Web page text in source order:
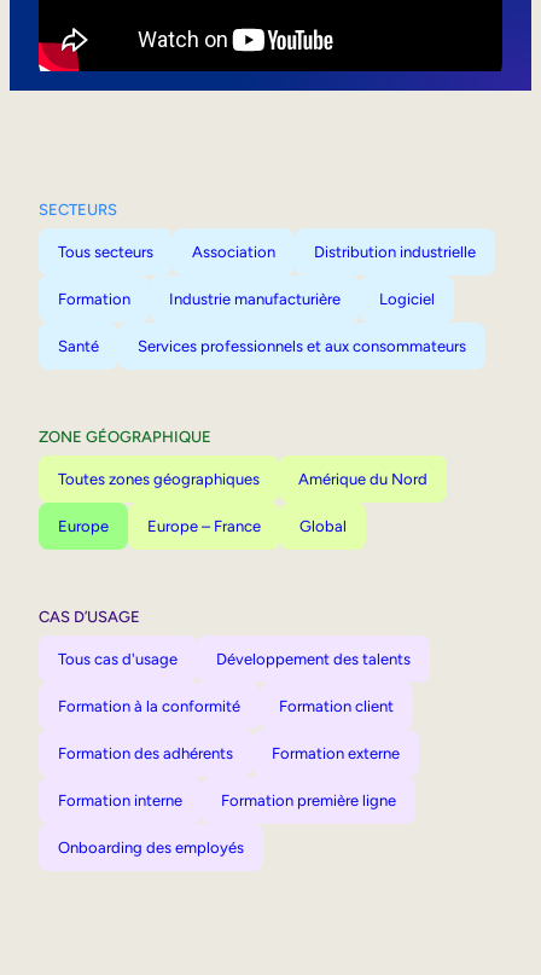
SECTEURS
Tous secteurs Association Distribution industrielle
Formation Industrie manufacturière Logiciel
Santé Services professionnels et aux consommateurs
ZONE GÉOGRAPHIQUE
Toutes zones géographiques Amérique du Nord
Europe Europe – France Global
CAS D’USAGE
Tous cas d'usage Développement des talents
Formation à la conformité Formation client
Formation des adhérents Formation externe
Formation interne Formation première ligne
Onboarding des employés